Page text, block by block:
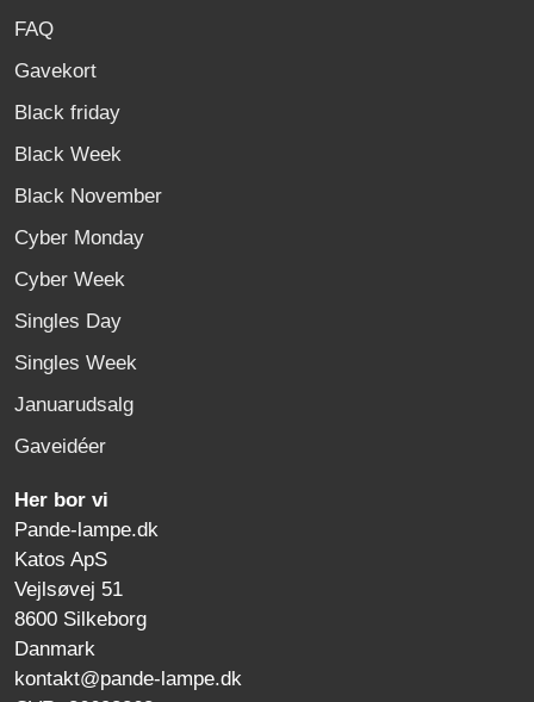
FAQ
Gavekort
Black friday
Black Week
Black November
Cyber Monday
Cyber Week
Singles Day
Singles Week
Januarudsalg
Gaveidéer
Her bor vi
Pande-lampe.dk
Katos ApS
Vejlsøvej 51
8600 Silkeborg
Danmark
kontakt@pande-lampe.dk